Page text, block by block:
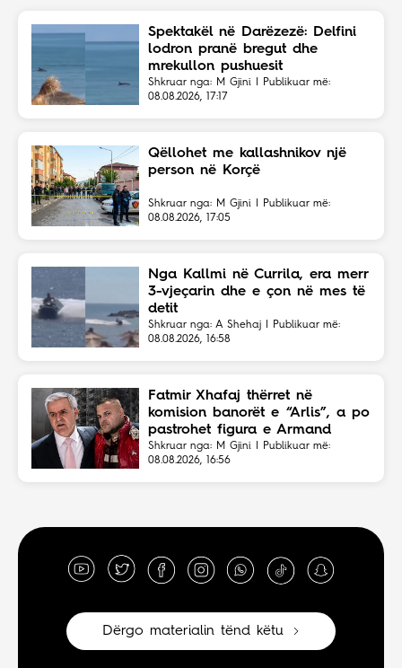
Spektakël në Darëzezë: Delfini
lodron pranë bregut dhe
mrekullon pushuesit
Shkruar nga: M Gjini | Publikuar më:
08.08.2026, 17:17
Qëllohet me kallashnikov një
person në Korçë
Shkruar nga: M Gjini | Publikuar më:
08.08.2026, 17:05
Nga Kallmi në Currila, era merr
3-vjeçarin dhe e çon në mes të
detit
Shkruar nga: A Shehaj | Publikuar më:
08.08.2026, 16:58
Fatmir Xhafaj thërret në
komision banorët e “Arlis”, a po
pastrohet figura e Armand
Lilos?
Shkruar nga: M Gjini | Publikuar më:
08.08.2026, 16:56
Dërgo materialin tënd këtu